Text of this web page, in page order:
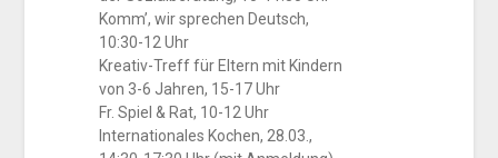
Komm’, wir sprechen Deutsch,
10:30-12 Uhr
Kreativ-Treff für Eltern mit Kindern
von 3-6 Jahren, 15-17 Uhr
Fr. Spiel & Rat, 10-12 Uhr
Internationales Kochen, 28.03.,